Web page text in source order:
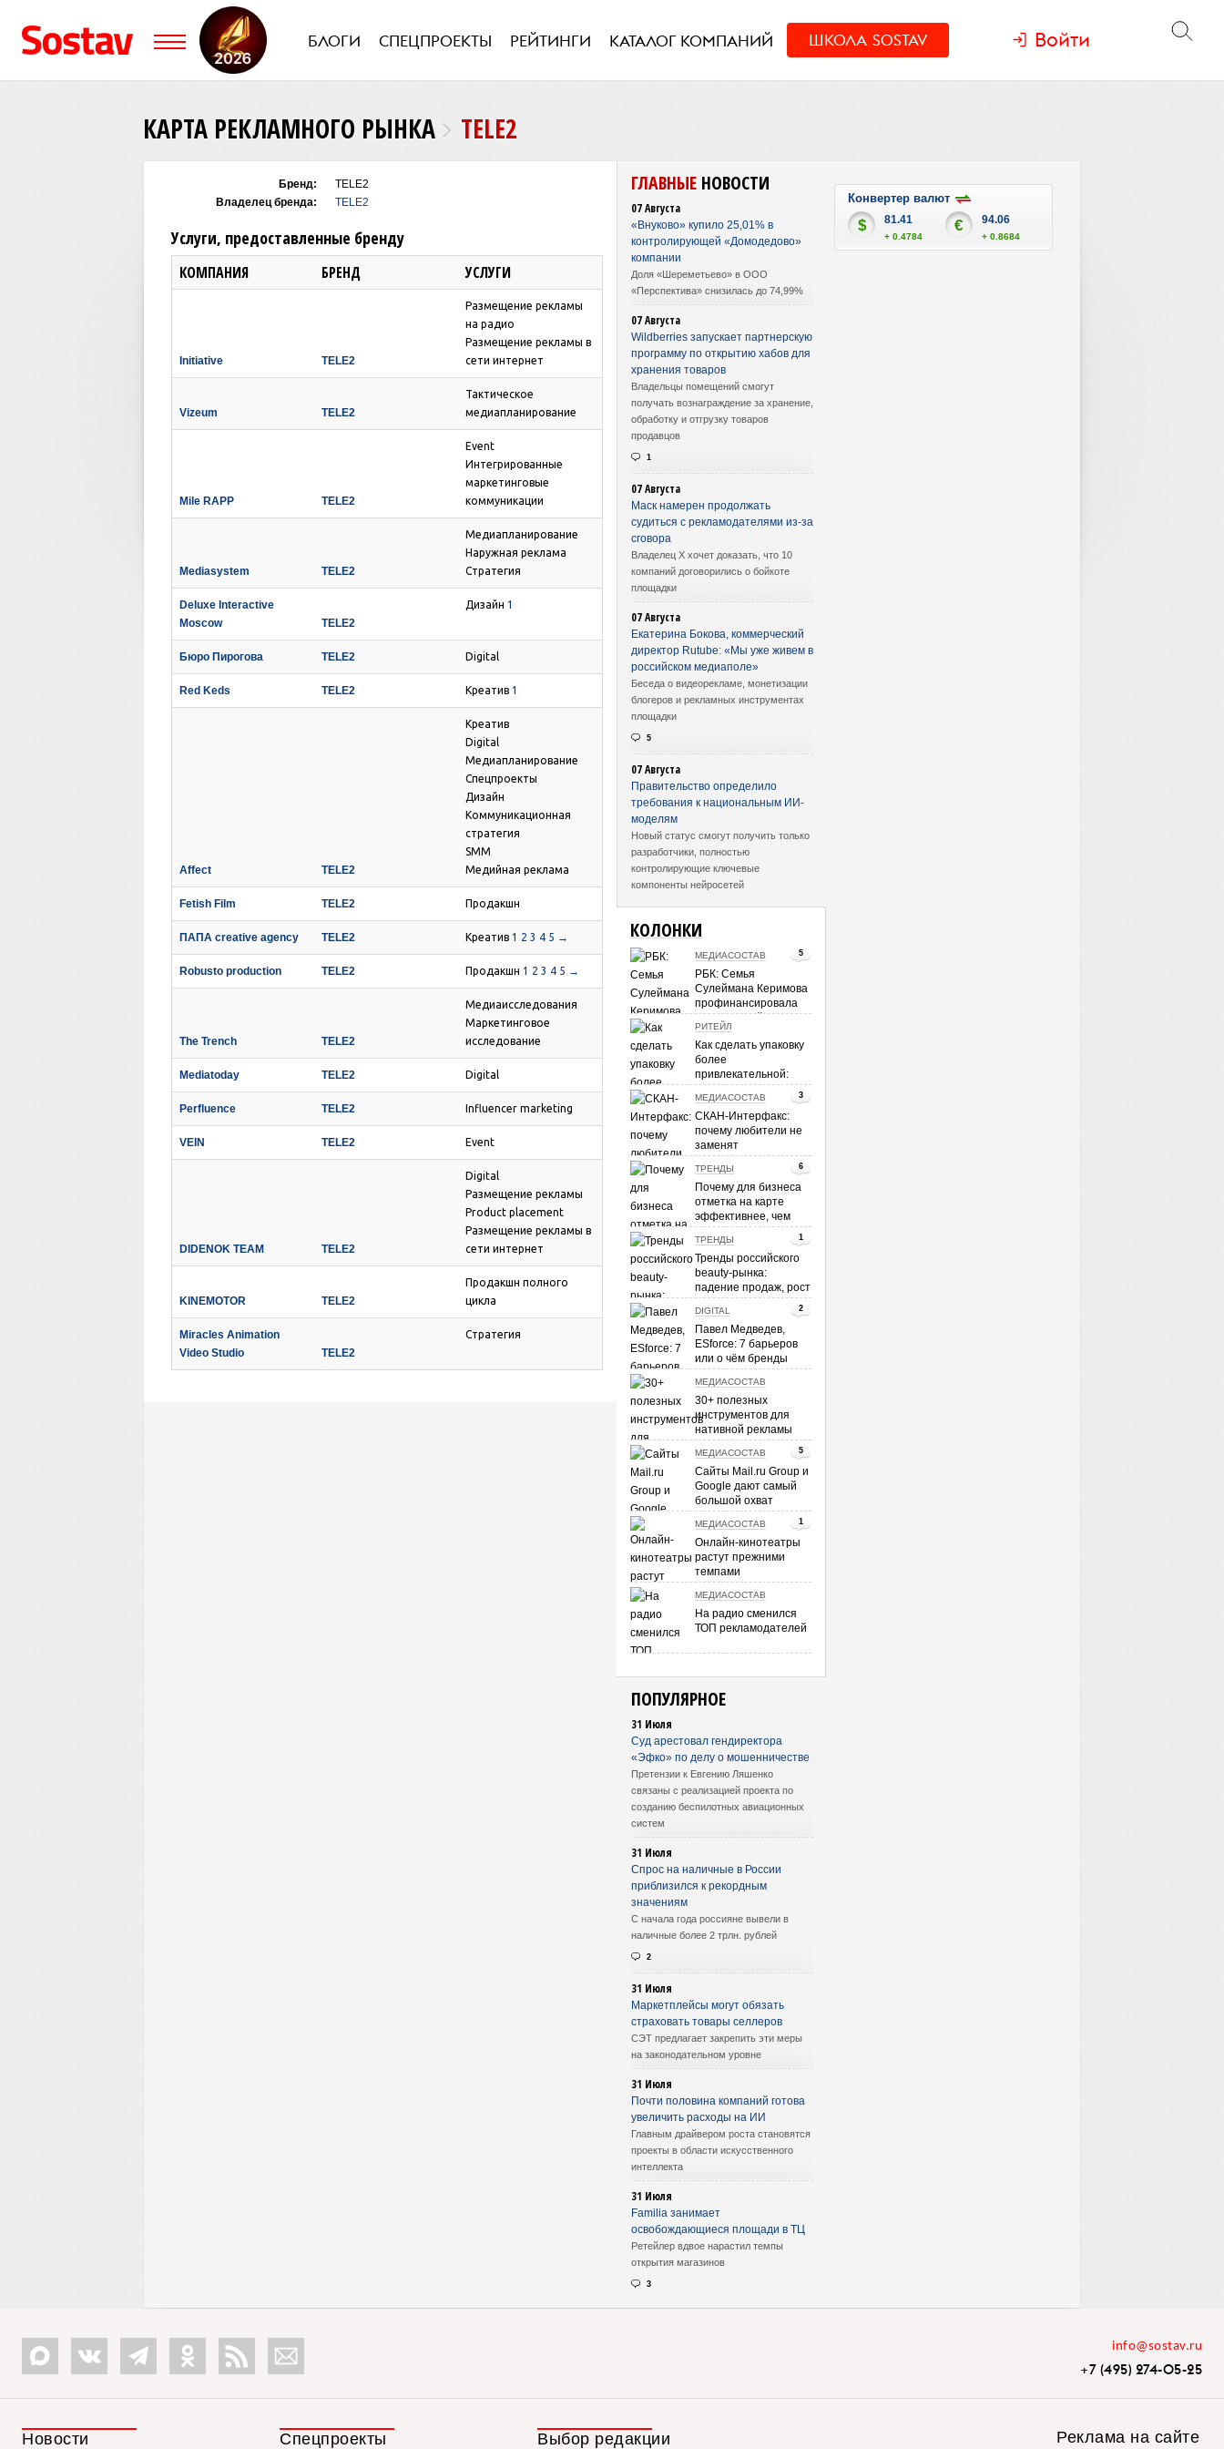
БЛОГИ СПЕЦПРОЕКТЫ РЕЙТИНГИ КАТАЛОГ КОМПАНИЙ ШКОЛА SOSTAV Войти
КАРТА РЕКЛАМНОГО РЫНКА TELE2
Бренд:
TELE2
Владелец бренда:
TELE2
Услуги, предоставленные бренду
КОМПАНИЯ БРЕНД УСЛУГИ
Initiative TELE2
Размещение рекламы
на радио
Размещение рекламы в
сети интернет
Vizeum TELE2
Тактическое
медиапланирование
Mile RAPP TELE2
Event
Интегрированные
маркетинговые
коммуникации
Mediasystem TELE2
Медиапланирование
Наружная реклама
Стратегия
Deluxe Interactive
Moscow
TELE2
Дизайн 1
Бюро Пирогова TELE2 Digital
Red Keds TELE2 Креатив 1
Affect TELE2
Креатив
Digital
Медиапланирование
Спецпроекты
Дизайн
Коммуникационная
стратегия
SMM
Медийная реклама
Fetish Film TELE2 Продакшн
ПАПА creative agency TELE2 Креатив 1 2 3 4 5 →
Robusto production TELE2 Продакшн 1 2 3 4 5 →
The Trench TELE2
Медиаисследования
Маркетинговое
исследование
Mediatoday TELE2 Digital
Perfluence TELE2 Influencer marketing
VEIN TELE2 Event
DIDENOK TEAM TELE2
Digital
Размещение рекламы
Product placement
Размещение рекламы в
сети интернет
KINEMOTOR TELE2
Продакшн полного
цикла
Miracles Animation
Video Studio
TELE2
Стратегия
ГЛАВНЫЕ НОВОСТИ
07 Августа
«Внуково» купило 25,01% в
контролирующей «Домодедово»
компании
Доля «Шереметьево» в ООО
«Перспектива» снизилась до 74,99%
07 Августа
Wildberries запускает партнерскую
программу по открытию хабов для
хранения товаров
Владельцы помещений смогут
получать вознаграждение за хранение,
обработку и отгрузку товаров
продавцов
1
07 Августа
Маск намерен продолжать
судиться с рекламодателями из-за
сговора
Владелец X хочет доказать, что 10
компаний договорились о бойкоте
площадки
07 Августа
Екатерина Бокова, коммерческий
директор Rutube: «Мы уже живем в
российском медиаполе»
Беседа о видеорекламе, монетизации
блогеров и рекламных инструментах
площадки
5
07 Августа
Правительство определило
требования к национальным ИИ-
моделям
Новый статус смогут получить только
разработчики, полностью
контролирующие ключевые
компоненты нейросетей
КОЛОНКИ
5
МЕДИАСОСТАВ
РБК: Семья
Сулеймана Керимова
профинансировала
покупку «Лайсы»
группой «Вера-
Олимп»
РИТЕЙЛ
Как сделать упаковку
более
привлекательной:
мнение
потребителей
3
МЕДИАСОСТАВ
СКАН-Интерфакс:
почему любители не
заменят
профессиональную
журналистику
6
ТРЕНДЫ
Почему для бизнеса
отметка на карте
эффективнее, чем
SEO и контекстная
реклама
1
ТРЕНДЫ
Тренды российского
beauty-рынка:
падение продаж, рост
e-commerce и
персонализация
2
DIGITAL
Павел Медведев,
ESforce: 7 барьеров
или о чём бренды
спрашивают
киберспорт?
МЕДИАСОСТАВ
30+ полезных
инструментов для
нативной рекламы
5
МЕДИАСОСТАВ
Сайты Mail.ru Group и
Google дают самый
большой охват
видеорекламы в
Рунете
1
МЕДИАСОСТАВ
Онлайн-кинотеатры
растут прежними
темпами
МЕДИАСОСТАВ
На радио сменился
ТОП рекламодателей
ПОПУЛЯРНОЕ
31 Июля
Суд арестовал гендиректора
«Эфко» по делу о мошенничестве
Претензии к Евгению Ляшенко
связаны с реализацией проекта по
созданию беспилотных авиационных
систем
31 Июля
Спрос на наличные в России
приблизился к рекордным
значениям
С начала года россияне вывели в
наличные более 2 трлн. рублей
2
31 Июля
Маркетплейсы могут обязать
страховать товары селлеров
СЭТ предлагает закрепить эти меры
на законодательном уровне
31 Июля
Почти половина компаний готова
увеличить расходы на ИИ
Главным драйвером роста становятся
проекты в области искусственного
интеллекта
31 Июля
Familia занимает
освобождающиеся площади в ТЦ
Ретейлер вдвое нарастил темпы
открытия магазинов
3
Конвертер валют
$ 81.41
+ 0.4784
€ 94.06
+ 0.8684
info@sostav.ru
+7 (495) 274-05-25
Новости Спецпроекты Выбор редакции Реклама на сайте